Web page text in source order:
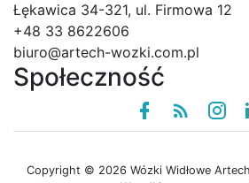
Łękawica 34-321, ul. Firmowa 12
+48 33 8622606
biuro@artech-wozki.com.pl
Społeczność
Facebook
Rss
Copyright © 2026 Wózki Widłowe